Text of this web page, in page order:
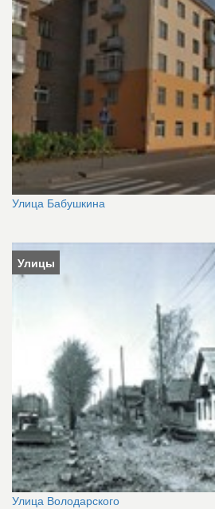
Улица Бабушкина
Улицы
Улица Володарского